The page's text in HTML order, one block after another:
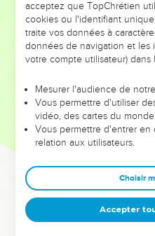
DE
ET SI LEURS ERREURS
leur foi ou leur vision. Mais on
et les saisons difficiles qu'ils
sont elles qui
Dans cette conférence,
clés pour avancer avec plus
deviennent vos tremplins.
équipe, un groupe ou une
acceptez que TopChrétien
cookies ou l'identifiant
traite vos données à
données de navigation et les
votre compte utilisateur) dans
Mesurer l'audience de
Vous permettre d'utiliser
vidéo, des cartes du
Vous permettre d'entrer
relation aux utilisateurs.
Choisir
Accepter